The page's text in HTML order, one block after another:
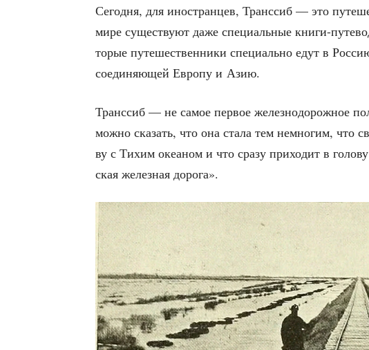
Сего­дня, для ино­стран­цев, Транс­сиб — это
мире суще­ству­ют даже спе­ци­аль­ные кни­ги-
то­рые путе­ше­ствен­ни­ки спе­ци­аль­но едут в
соеди­ня­ю­щей Евро­пу и Азию.
Транс­сиб — не самое пер­вое желез­но­до­рож­ное
мож­но ска­зать, что она ста­ла тем немно­гим,
ву с Тихим оке­а­ном и что сра­зу при­хо­дит в
ская желез­ная дорога».